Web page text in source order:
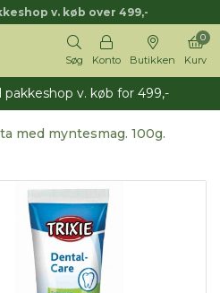
v. køb over 499,-
Søg Konto Butikken Kurv
0
pakkeshop v. køb for 499,-
med myntesmag. 100g.